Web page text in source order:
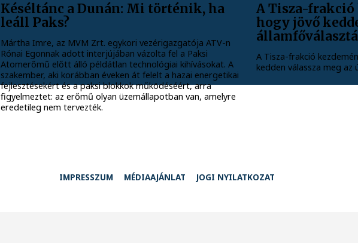
Késéltánc a Dunán: Mi történik, ha
leáll Paks?
Mártha Imre, az MVM Zrt. egykori vezérigazgatója ATV-n
Rónai Egonnak adott interjújában vázolta fel a Paksi
Atomerőmű előtt álló példátlan technológiai kihívásokat. A
szakember, aki korábban éveken át felelt a hazai energetikai
fejlesztésekért és a paksi blokkok működéséért, arra
figyelmeztet: az erőmű olyan üzemállapotban van, amelyre
eredetileg nem tervezték.
A Tisza-frakció
hogy jövő
A Tisza-frakció
kedden válassza meg
IMPRESSZUM MÉDIAAJÁNLAT JOGI NYILATKOZAT